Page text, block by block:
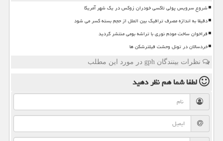
شروع سرویس پولی تاکسی خودران زوکس در یک شهر آمریکا
دقیقا به اندازه مصرف ترافیک بین الملل از حجم بسته کسر می شود
فراخوان ساخت مودم نوری با تراشه بومی منتشر گردید
خردسالان در تونل وحشت فیلترشکن ها
نظرات بینندگان gph در مورد این مطلب
لطفا شما همنظر دهید